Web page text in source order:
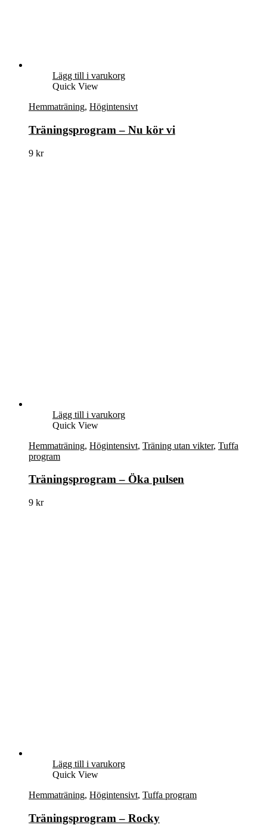
Lägg till i varukorg
Quick View
Hemmaträning, Högintensivt
Träningsprogram – Nu kör vi
9 kr
Lägg till i varukorg
Quick View
Hemmaträning, Högintensivt, Träning utan vikter, Tuffa
program
Träningsprogram – Öka pulsen
9 kr
Lägg till i varukorg
Quick View
Hemmaträning, Högintensivt, Tuffa program
Träningsprogram – Rocky